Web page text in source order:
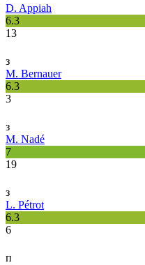
D. Appiah
6.3
13
з
M. Bernauer
6.3
3
з
M. Nadé
7
19
з
L. Pétrot
6.3
6
п